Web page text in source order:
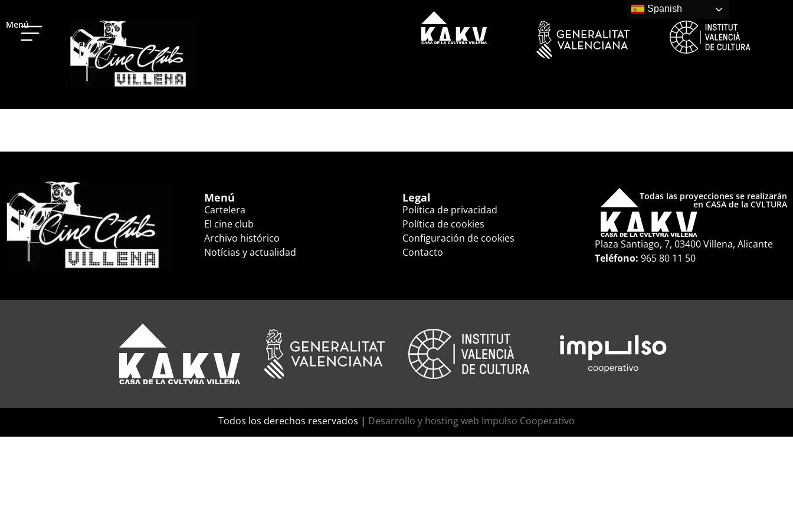
Menú
Menú
Cartelera
El cine club
Archivo histórico
Notícias y actualidad
Legal
Política de privacidad
Política de cookies
Configuración de cookies
Contacto
Todas las proyecciones se realizarán
en CASA de la CVLTURA
Plaza Santiago, 7, 03400 Villena, Alicante
Teléfono: 965 80 11 50
Todos los derechos reservados | Desarrollo y hosting web Impulso Cooperativo
Spanish